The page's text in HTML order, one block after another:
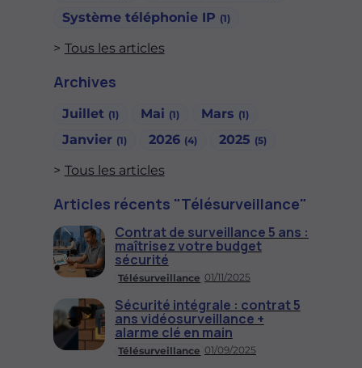
Système téléphonie IP (1)
Tous les articles
Archives
Juillet (1) Mai (1) Mars (1)
Janvier (1) 2026 (4) 2025 (5)
Tous les articles
Articles récents "Télésurveillance"
Télésurveillance 01/11/2025
Contrat de surveillance 5 ans :
maîtrisez votre budget
sécurité
Télésurveillance 01/09/2025
Sécurité intégrale : contrat 5
ans vidéosurveillance +
alarme clé en main